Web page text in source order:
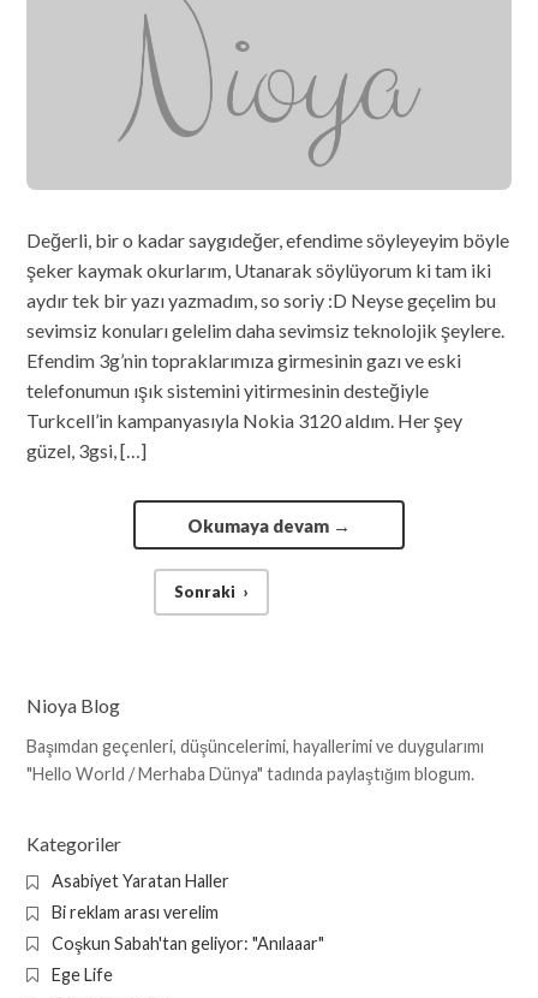
Değerli, bir o kadar saygıdeğer, efendime söyleyeyim böyle
şeker kaymak okurlarım, Utanarak söylüyorum ki tam iki
aydır tek bir yazı yazmadım, so soriy :D Neyse geçelim bu
sevimsiz konuları gelelim daha sevimsiz teknolojik şeylere.
Efendim 3g’nin topraklarımıza girmesinin gazı ve eski
telefonumun ışık sistemini yitirmesinin desteğiyle
Turkcell’in kampanyasıyla Nokia 3120 aldım. Her şey
güzel, 3gsi, […]
Okumaya devam →
Sonraki ›
Nioya Blog
Başımdan geçenleri, düşüncelerimi, hayallerimi ve duygularımı
"Hello World / Merhaba Dünya" tadında paylaştığım blogum.
Kategoriler
Asabiyet Yaratan Haller
Bi reklam arası verelim
Coşkun Sabah'tan geliyor: "Anılaaar"
Ege Life